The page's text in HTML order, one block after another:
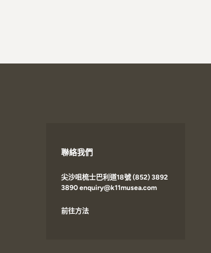
聯絡我們
尖沙咀梳士巴利道18號 (852) 3892
3890 enquiry@k11musea.com
前往方法